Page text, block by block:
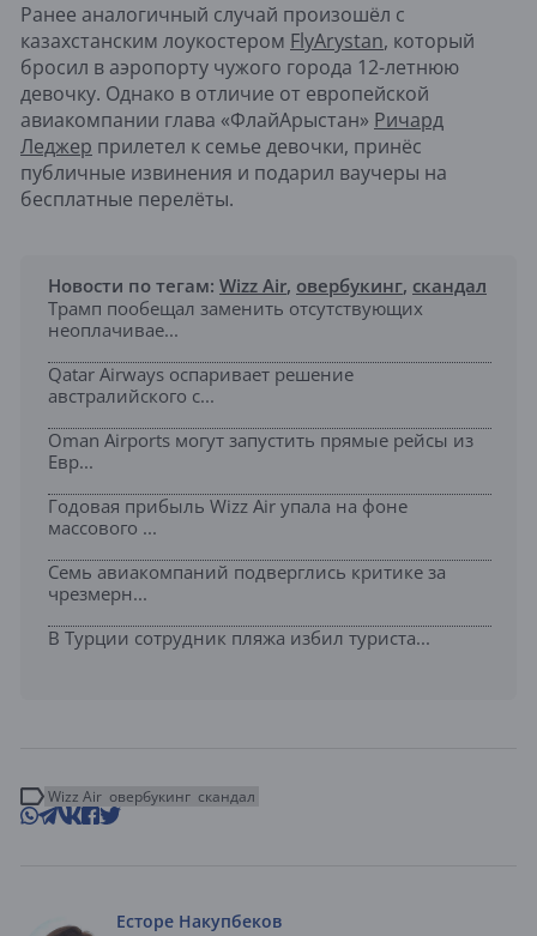
Ранее аналогичный случай произошёл с
казахстанским лоукостером FlyArystan, который
бросил в аэропорту чужого города 12-летнюю
девочку. Однако в отличие от европейской
авиакомпании глава «ФлайАрыстан» Ричард
Леджер прилетел к семье девочки, принёс
публичные извинения и подарил ваучеры на
бесплатные перелёты.
Новости по тегам: Wizz Air, овербукинг, скандал
Трамп пообещал заменить отсутствующих
неоплачивае...
Qatar Airways оспаривает решение
австралийского с...
Oman Airports могут запустить прямые рейсы из
Евр...
Годовая прибыль Wizz Air упала на фоне
массового ...
Семь авиакомпаний подверглись критике за
чрезмерн...
В Турции сотрудник пляжа избил туриста...
Wizz Air овербукинг скандал
Есторе Накупбеков